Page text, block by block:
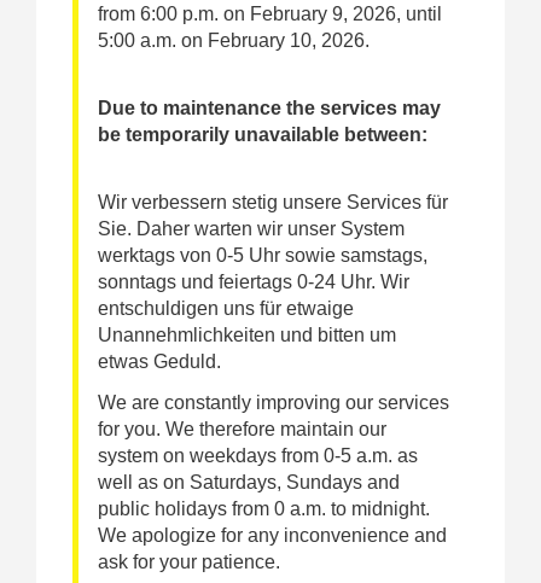
from 6:00 p.m. on February 9, 2026, until
5:00 a.m. on February 10, 2026.
Due to maintenance the services may
be temporarily unavailable between:
Wir verbessern stetig unsere Services für
Sie. Daher warten wir unser System
werktags von 0-5 Uhr sowie samstags,
sonntags und feiertags 0-24 Uhr. Wir
entschuldigen uns für etwaige
Unannehmlichkeiten und bitten um
etwas Geduld.
We are constantly improving our services
for you. We therefore maintain our
system on weekdays from 0-5 a.m. as
well as on Saturdays, Sundays and
public holidays from 0 a.m. to midnight.
We apologize for any inconvenience and
ask for your patience.